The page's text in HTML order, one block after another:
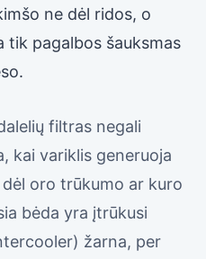
ne dėl ridos, o
tik pagalbos šauksmas
filtras negali
kai variklis generuoja
oro trūkumo ar kuro
bėda yra įtrūkusi
žarna, per